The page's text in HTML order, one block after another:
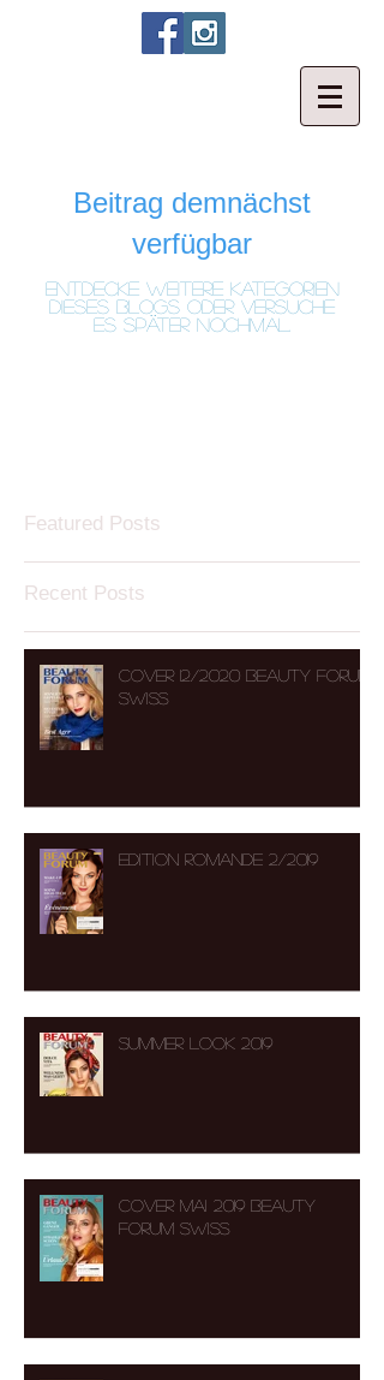
Featured Posts
Recent Posts
Beitrag demnächst
verfügbar
Entdecke weitere Kategorien
dieses Blogs oder versuche
es später nochmal.
COVER 12/2020 BEAUTY FORUM
SWISS
Edition Romande 2/2019
Summer Look 2019
Cover Mai 2019 Beauty
Forum Swiss